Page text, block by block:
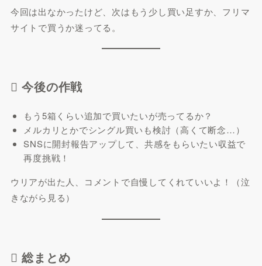
今回は出なかったけど、次はもう少し買い足すか、フリマ
サイトで買うか迷ってる。
 今後の作戦
もう5箱くらい追加で買いたいが売ってるか？
メルカリとかでシングル買いも検討（高くて断念…）
SNSに開封報告アップして、共感をもらいたい収益で
再度挑戦！
ウリアが出た人、コメントで自慢してくれていいよ！（泣
きながら見る）
 総まとめ